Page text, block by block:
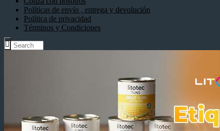
Políticas de envío , entrega y devolución
Política de privacidad
Términos y Condiciones